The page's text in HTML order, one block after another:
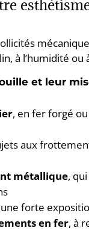
à l’humidité
et leur
, en fer forgé
aux
métallique,
forte
en fer, à